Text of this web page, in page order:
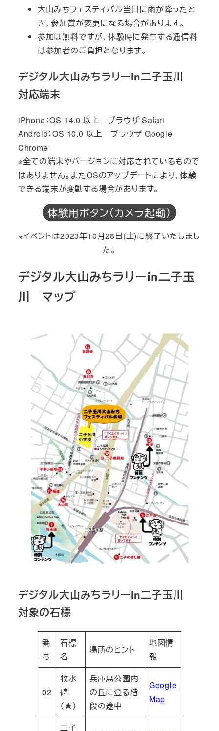
大山みちフェスティバル当日に雨が降ったと
き、参加賞が変更になる場合があります。
参加は無料ですが、体験時に発生する通信料
は参加者のご負担となります。
デジタル大山みちラリーin二子玉川
対応端末
iPhone：OS 14.0 以上 ブラウザ Safari
Android：OS 10.0 以上 ブラウザ Google
Chrome
※全ての端末やバージョンに対応されているもので
はありません。またOSのアップデートにより、体験
できる端末が変動する場合があります。
体験用ボタン（カメラ起動）
※イベントは2023年10月28日(土)に終了いたしまし
た。
デジタル大山みちラリーin二子玉
川 マップ
デジタル大山みちラリーin二子玉川
対象の石標
番
号
石標
名
場所のヒント
地図情
報
02
牧水
碑
（★）
兵庫島公園内
の丘に登る階
段の途中
Google
Map
二子